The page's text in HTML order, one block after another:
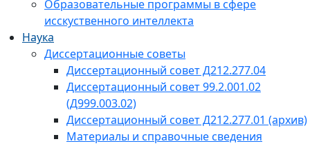
Образовательные программы в сфере
исскуственного интеллекта
Наука
Диссертационные советы
Диссертационный совет Д212.277.04
Диссертационный совет 99.2.001.02
(Д999.003.02)
Диссертационный совет Д212.277.01 (архив)
Материалы и справочные сведения